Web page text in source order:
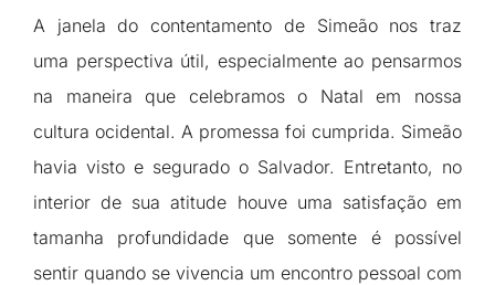
A janela do contentamento de Simeão nos traz
uma perspectiva útil, especialmente ao pensarmos
na maneira que celebramos o Natal em nossa
cultura ocidental. A promessa foi cumprida. Simeão
havia visto e segurado o Salvador. Entretanto, no
interior de sua atitude houve uma satisfação em
tamanha profundidade que somente é possível
sentir quando se vivencia um encontro pessoal com